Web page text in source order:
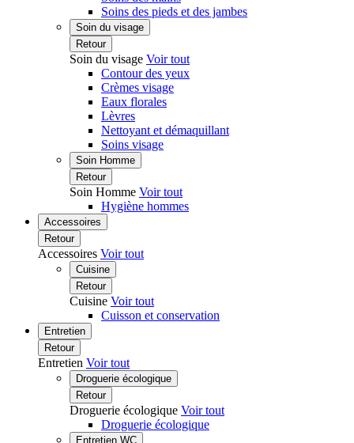
Soins des pieds et des jambes
Soin du visage
Retour
Soin du visage Voir tout
Contour des yeux
Crèmes visage
Eaux florales
Lèvres
Nettoyant et démaquillant
Soins visage
Soin Homme
Retour
Soin Homme Voir tout
Hygiène hommes
Accessoires
Retour
Accessoires Voir tout
Cuisine
Retour
Cuisine Voir tout
Cuisson et conservation
Entretien
Retour
Entretien Voir tout
Droguerie écologique
Retour
Droguerie écologique Voir tout
Droguerie écologique
Entretien WC